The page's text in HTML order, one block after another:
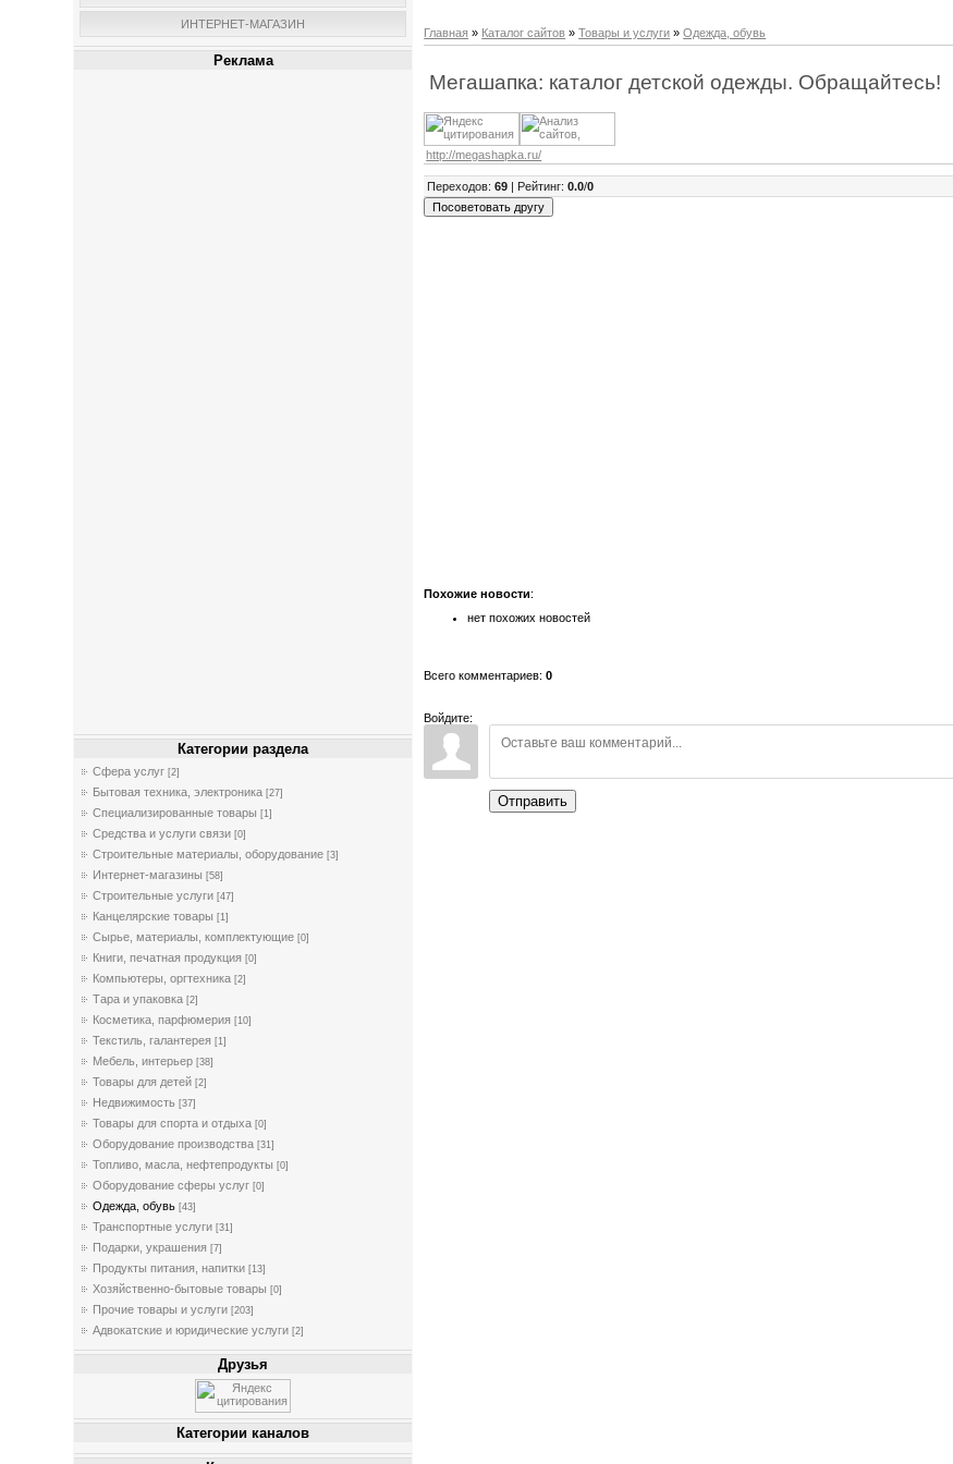
ИНТЕРНЕТ-МАГАЗИН
Реклама
Категории раздела
Cфера услуг [2]
Бытовая техника, электроника [27]
Специализированные товары [1]
Средства и услуги связи [0]
Строительные материалы, оборудование [3]
Интернет-магазины [58]
Строительные услуги [47]
Канцелярские товары [1]
Сырье, материалы, комплектующие [0]
Книги, печатная продукция [0]
Компьютеры, оргтехника [2]
Тара и упаковка [2]
Косметика, парфюмерия [10]
Текстиль, галантерея [1]
Мебель, интерьер [38]
Товары для детей [2]
Недвижимость [37]
Товары для спорта и отдыха [0]
Оборудование производства [31]
Топливо, масла, нефтепродукты [0]
Оборудование сферы услуг [0]
Одежда, обувь [43]
Транспортные услуги [31]
Подарки, украшения [7]
Продукты питания, напитки [13]
Хозяйственно-бытовые товары [0]
Прочие товары и услуги [203]
Адвокатские и юридические услуги [2]
Друзья
Категории каналов
Главная » Каталог сайтов »Товары и услуги »Одежда, обувь
Мегашапка: каталог детской одежды. Обращайтесь!
http://megashapka.ru/
Переходов:69 | Рейтинг:0.0/0
Похожие новости:
нет похожих новостей
Всего комментариев:0
Войдите:
Отправить